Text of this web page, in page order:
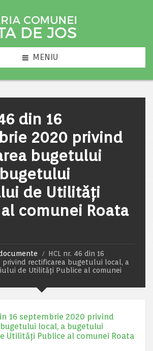
MENIU
din 16
2020 privind
bugetului
de Utilități
comunei Roata
HCL nr. 46 din 16
privind rectificarea bugetului local, a
de Utilități Publice al comunei
16 septembrie 2020 privind
local, a bugetului
Utilități Publice al comunei Roata